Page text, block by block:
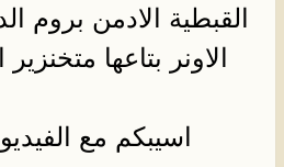
القبطية الادمن بروم
الاونر بتاعها
اسيبكم مع